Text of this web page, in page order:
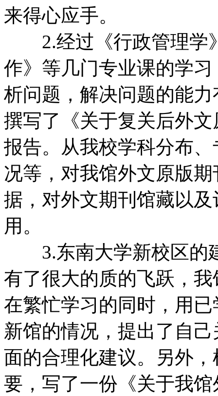
来得心应手。
2.经过《行政管理学
作》等几门专业课的学
析问题，解决问题的能
撰写了《关于复关后外
报告。从我校学科分布
况等，对我馆外文原版
据，对外文期刊馆藏以
用。
3.东南大学新校区的
有了很大的质的飞跃，
在繁忙学习的同时，用
新馆的情况，提出了自
面的合理化建议。另外
要，写了一份《关于我